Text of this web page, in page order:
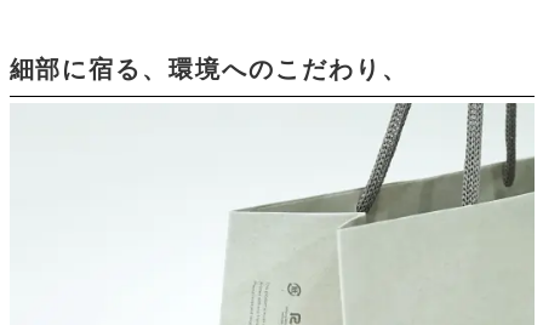
細部に宿る、環境へのこだわり、